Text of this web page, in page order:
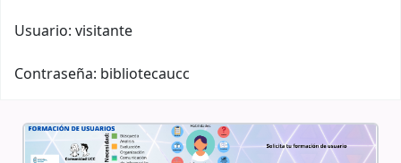
Usuario: visitante
Contraseña: bibliotecaucc